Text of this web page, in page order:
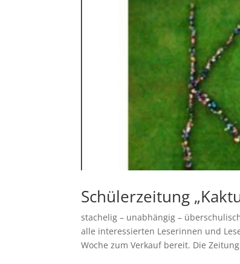
Schülerzeitung
stachelig – unabhängig –
alle interessierten Leserinnen und
Woche zum Verkauf bereit. Die